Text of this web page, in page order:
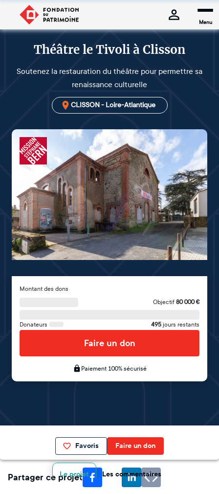
Menu
Théâtre le Tivoli à Clisson
Soutenez la restauration du théâtre pour permettre sa
renaissance culturelle
CLISSON - Loire-Atlantique
Montant des dons
Objectif 80 000€
Donateurs 495 jours restants
Faire un don
Paiement 100% sécurisé
Favoris Faire un don
Le projet Les commentaires
Partager ce projet